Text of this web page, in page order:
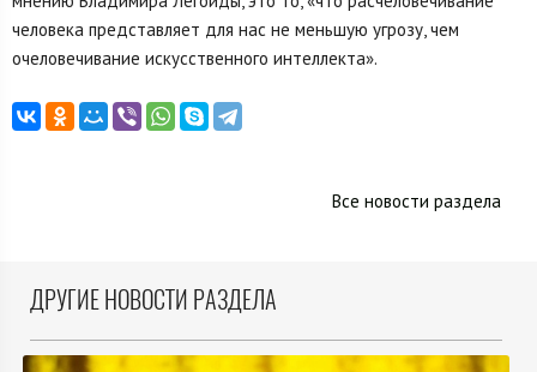
человека представляет для нас не меньшую угрозу, чем
очеловечивание искусственного интеллекта».
Все новости раздела
ДРУГИЕ НОВОСТИ РАЗДЕЛА